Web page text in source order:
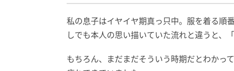
私の息子はイヤイヤ期真っ只中。服を着る順
しでも本人の思い描いていた流れと違うと
もちろん、まだまだそういう時期だとわかっ